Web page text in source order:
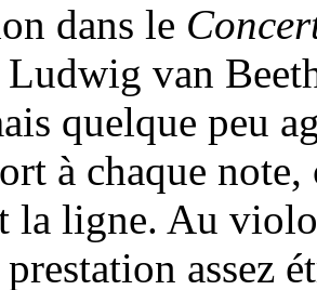
dans le
Ludwig van
quelque peu
à chaque
la ligne. Au
assez